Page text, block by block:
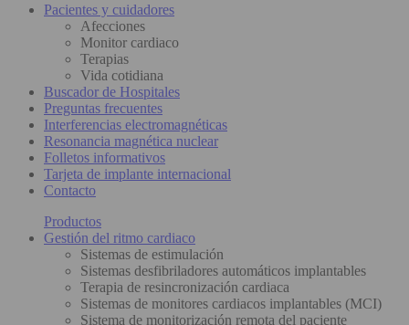
Pacientes y cuidadores
Afecciones
Monitor cardiaco
Terapias
Vida cotidiana
Buscador de Hospitales
Preguntas frecuentes
Interferencias electromagnéticas
Resonancia magnética nuclear
Folletos informativos
Tarjeta de implante internacional
Contacto
Productos
Gestión del ritmo cardiaco
Sistemas de estimulación
Sistemas desfibriladores automáticos implantables
Terapia de resincronización cardiaca
Sistemas de monitores cardiacos implantables (MCI)
Sistema de monitorización remota del paciente